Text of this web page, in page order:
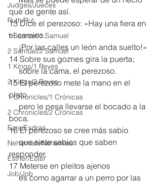
Judges/Jueces
Ruth/Rut
1 Samuel/1 Samuel
2 Samuel/2 Samuel
1 Kings/1 Reyes
2 Kings/2 Reyes
1 Chronicles/1 Crónicas
2 Chronicles/2 Crónicas
Ezra/Esdras
Nehemiah/Nehemías
Esther/Ester
Job/Job
que de gente así.
13 Dice el perezoso: «Hay una fiera en
el camino.
     ¡Por las calles un león anda suelto!»
14 Sobre sus goznes gira la puerta;
     sobre la cama, el perezoso.
15 El perezoso mete la mano en el
plato,
boca.
16 El perezoso se cree más sabio
     que siete sabios que saben
responder.
17 Meterse en pleitos ajenos
     es como agarrar a un perro por las